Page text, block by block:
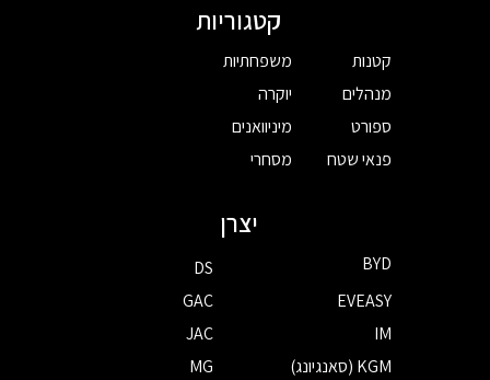
קטגוריות
קטנות
מנהלים
ספורט
פנאי שטח
משפחתיות
יוקרה
מיניוואנים
מסחרי
יצרן
BYD
DS
EVEASY
GAC
IM
JAC
KGM (סאנגיונג)
MG